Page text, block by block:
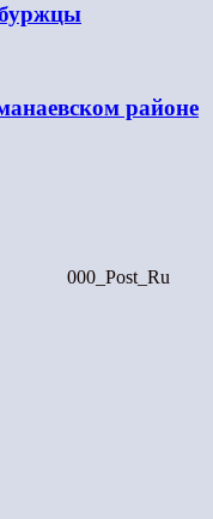
районе
000_Post_Ru